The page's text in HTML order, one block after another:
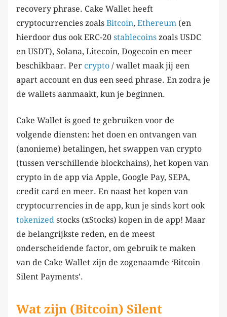
recovery phrase. Cake Wallet heeft
cryptocurrencies zoals Bitcoin, Ethereum (en
hierdoor dus ook ERC-20 stablecoins zoals USDC
en USDT), Solana, Litecoin, Dogecoin en meer
beschikbaar. Per crypto / wallet maak jij een
apart account en dus een seed phrase. En zodra je
de wallets aanmaakt, kun je beginnen.
Cake Wallet is goed te gebruiken voor de
volgende diensten: het doen en ontvangen van
(anonieme) betalingen, het swappen van crypto
(tussen verschillende blockchains), het kopen van
crypto in de app via Apple, Google Pay, SEPA,
credit card en meer. En naast het kopen van
cryptocurrencies in de app, kun je sinds kort ook
tokenized stocks (xStocks) kopen in de app! Maar
de belangrijkste reden, en de meest
onderscheidende factor, om gebruik te maken
van de Cake Wallet zijn de zogenaamde ‘Bitcoin
Silent Payments’.
Wat zijn (Bitcoin) Silent